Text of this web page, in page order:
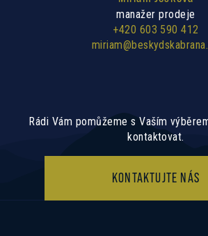
manažer prodeje
+420 603 590 412
Rádi Vám pomůžeme s Vaším
kontaktovat.
KONTAKTUJTE NÁS